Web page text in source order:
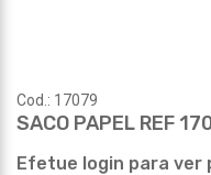
Cod.: 17079
SACO PAPEL REF
Efetue login para ver